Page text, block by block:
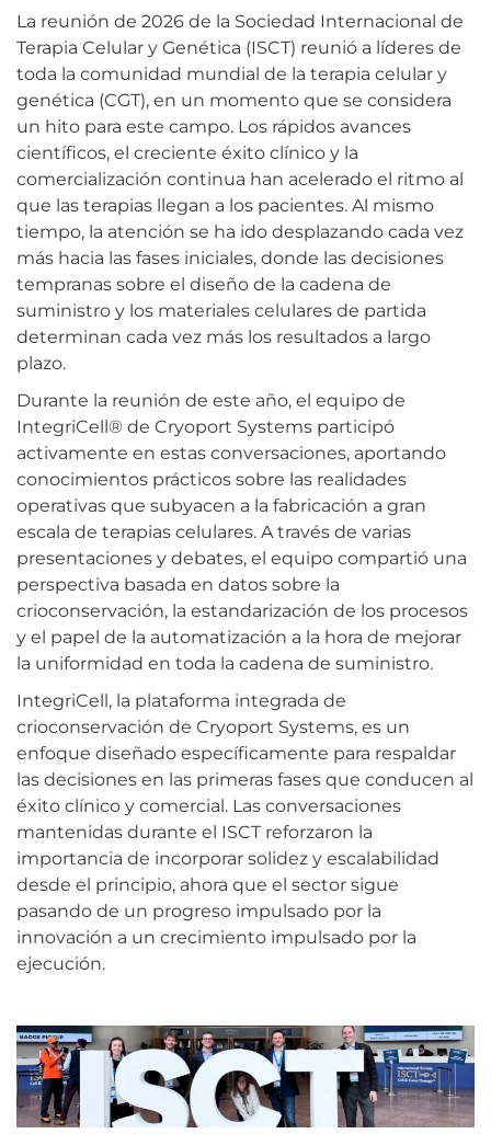
La reunión de 2026 de la Sociedad Internacional de
Terapia Celular y Genética (ISCT) reunió a líderes de
toda la comunidad mundial de la terapia celular y
genética (CGT), en un momento que se considera
un hito para este campo. Los rápidos avances
científicos, el creciente éxito clínico y la
comercialización continua han acelerado el ritmo al
que las terapias llegan a los pacientes. Al mismo
tiempo, la atención se ha ido desplazando cada vez
más hacia las fases iniciales, donde las decisiones
tempranas sobre el diseño de la cadena de
suministro y los materiales celulares de partida
determinan cada vez más los resultados a largo
plazo.
Durante la reunión de este año, el equipo de
IntegriCell® de Cryoport Systems participó
activamente en estas conversaciones, aportando
conocimientos prácticos sobre las realidades
operativas que subyacen a la fabricación a gran
escala de terapias celulares. A través de varias
presentaciones y debates, el equipo compartió una
perspectiva basada en datos sobre la
crioconservación, la estandarización de los procesos
y el papel de la automatización a la hora de mejorar
la uniformidad en toda la cadena de suministro.
IntegriCell, la plataforma integrada de
crioconservación de Cryoport Systems, es un
enfoque diseñado específicamente para respaldar
las decisiones en las primeras fases que conducen al
éxito clínico y comercial. Las conversaciones
mantenidas durante el ISCT reforzaron la
importancia de incorporar solidez y escalabilidad
desde el principio, ahora que el sector sigue
pasando de un progreso impulsado por la
innovación a un crecimiento impulsado por la
ejecución.